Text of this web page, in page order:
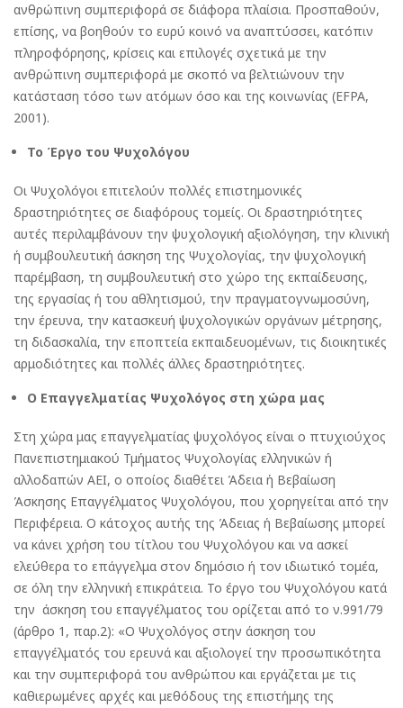
ανθρώπινη συμπεριφορά σε διάφορα πλαίσια. Προσπαθούν,
επίσης, να βοηθούν το ευρύ κοινό να αναπτύσσει, κατόπιν
πληροφόρησης, κρίσεις και επιλογές σχετικά με την
ανθρώπινη συμπεριφορά με σκοπό να βελτιώνουν την
κατάσταση τόσο των ατόμων όσο και της κοινωνίας (EFPA,
2001).
Το Έργο του Ψυχολόγου
Οι Ψυχολόγοι επιτελούν πολλές επιστημονικές
δραστηριότητες σε διαφόρους τομείς. Οι δραστηριότητες
αυτές περιλαμβάνουν την ψυχολογική αξιολόγηση, την κλινική
ή συμβουλευτική άσκηση της Ψυχολογίας, την ψυχολογική
παρέμβαση, τη συμβουλευτική στο χώρο της εκπαίδευσης,
της εργασίας ή του αθλητισμού, την πραγματογνωμοσύνη,
την έρευνα, την κατασκευή ψυχολογικών οργάνων μέτρησης,
τη διδασκαλία, την εποπτεία εκπαιδευομένων, τις διοικητικές
αρμοδιότητες και πολλές άλλες δραστηριότητες.
Ο Επαγγελματίας Ψυχολόγος στη χώρα μας
Στη χώρα μας επαγγελματίας ψυχολόγος είναι ο πτυχιούχος
Πανεπιστημιακού Τμήματος Ψυχολογίας ελληνικών ή
αλλοδαπών ΑΕΙ, ο οποίος διαθέτει Άδεια ή Βεβαίωση
Άσκησης Επαγγέλματος Ψυχολόγου, που χορηγείται από την
Περιφέρεια. Ο κάτοχος αυτής της Άδειας ή Βεβαίωσης μπορεί
να κάνει χρήση του τίτλου του Ψυχολόγου και να ασκεί
ελεύθερα το επάγγελμα στον δημόσιο ή τον ιδιωτικό τομέα,
σε όλη την ελληνική επικράτεια. Το έργο του Ψυχολόγου κατά
την άσκηση του επαγγέλματος του ορίζεται από το ν.991/79
(άρθρο 1, παρ.2): «Ο Ψυχολόγος στην άσκηση του
επαγγέλματός του ερευνά και αξιολογεί την προσωπικότητα
και την συμπεριφορά του ανθρώπου και εργάζεται με τις
καθιερωμένες αρχές και μεθόδους της επιστήμης της